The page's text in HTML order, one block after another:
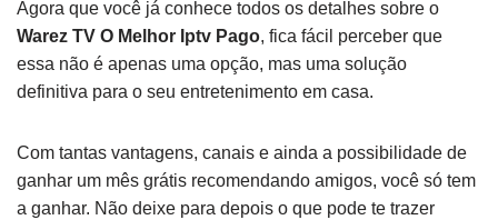
Agora que você já conhece todos os detalhes sobre o
Warez TV O Melhor Iptv Pago, fica fácil perceber que
essa não é apenas uma opção, mas uma solução
definitiva para o seu entretenimento em casa.
Com tantas vantagens, canais e ainda a possibilidade de
ganhar um mês grátis recomendando amigos, você só tem
a ganhar. Não deixe para depois o que pode te trazer